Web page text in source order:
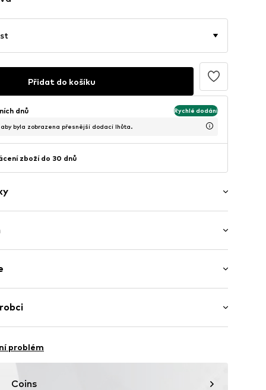
Přidat do košíku
dnů Rychlé dodání
byla zobrazena přesnější dodací lhůta.
zboží do 30 dnů
délka
střih
30% Polyester - PES
problém
Coins